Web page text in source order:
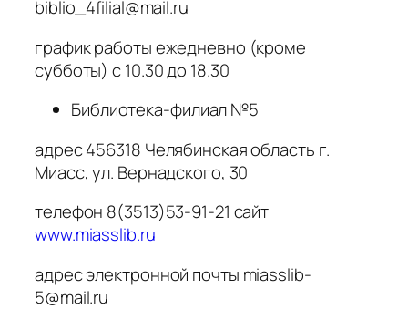
biblio_4filial@mail.ru
график работы ежедневно (кроме
субботы) с 10.30 до 18.30
Библиотека-филиал №5
адрес 456318 Челябинская область г.
Миасс, ул. Вернадского, 30
телефон 8(3513)53-91-21 сайт
www.miasslib.ru
адрес электронной почты miasslib-
5@mail.ru